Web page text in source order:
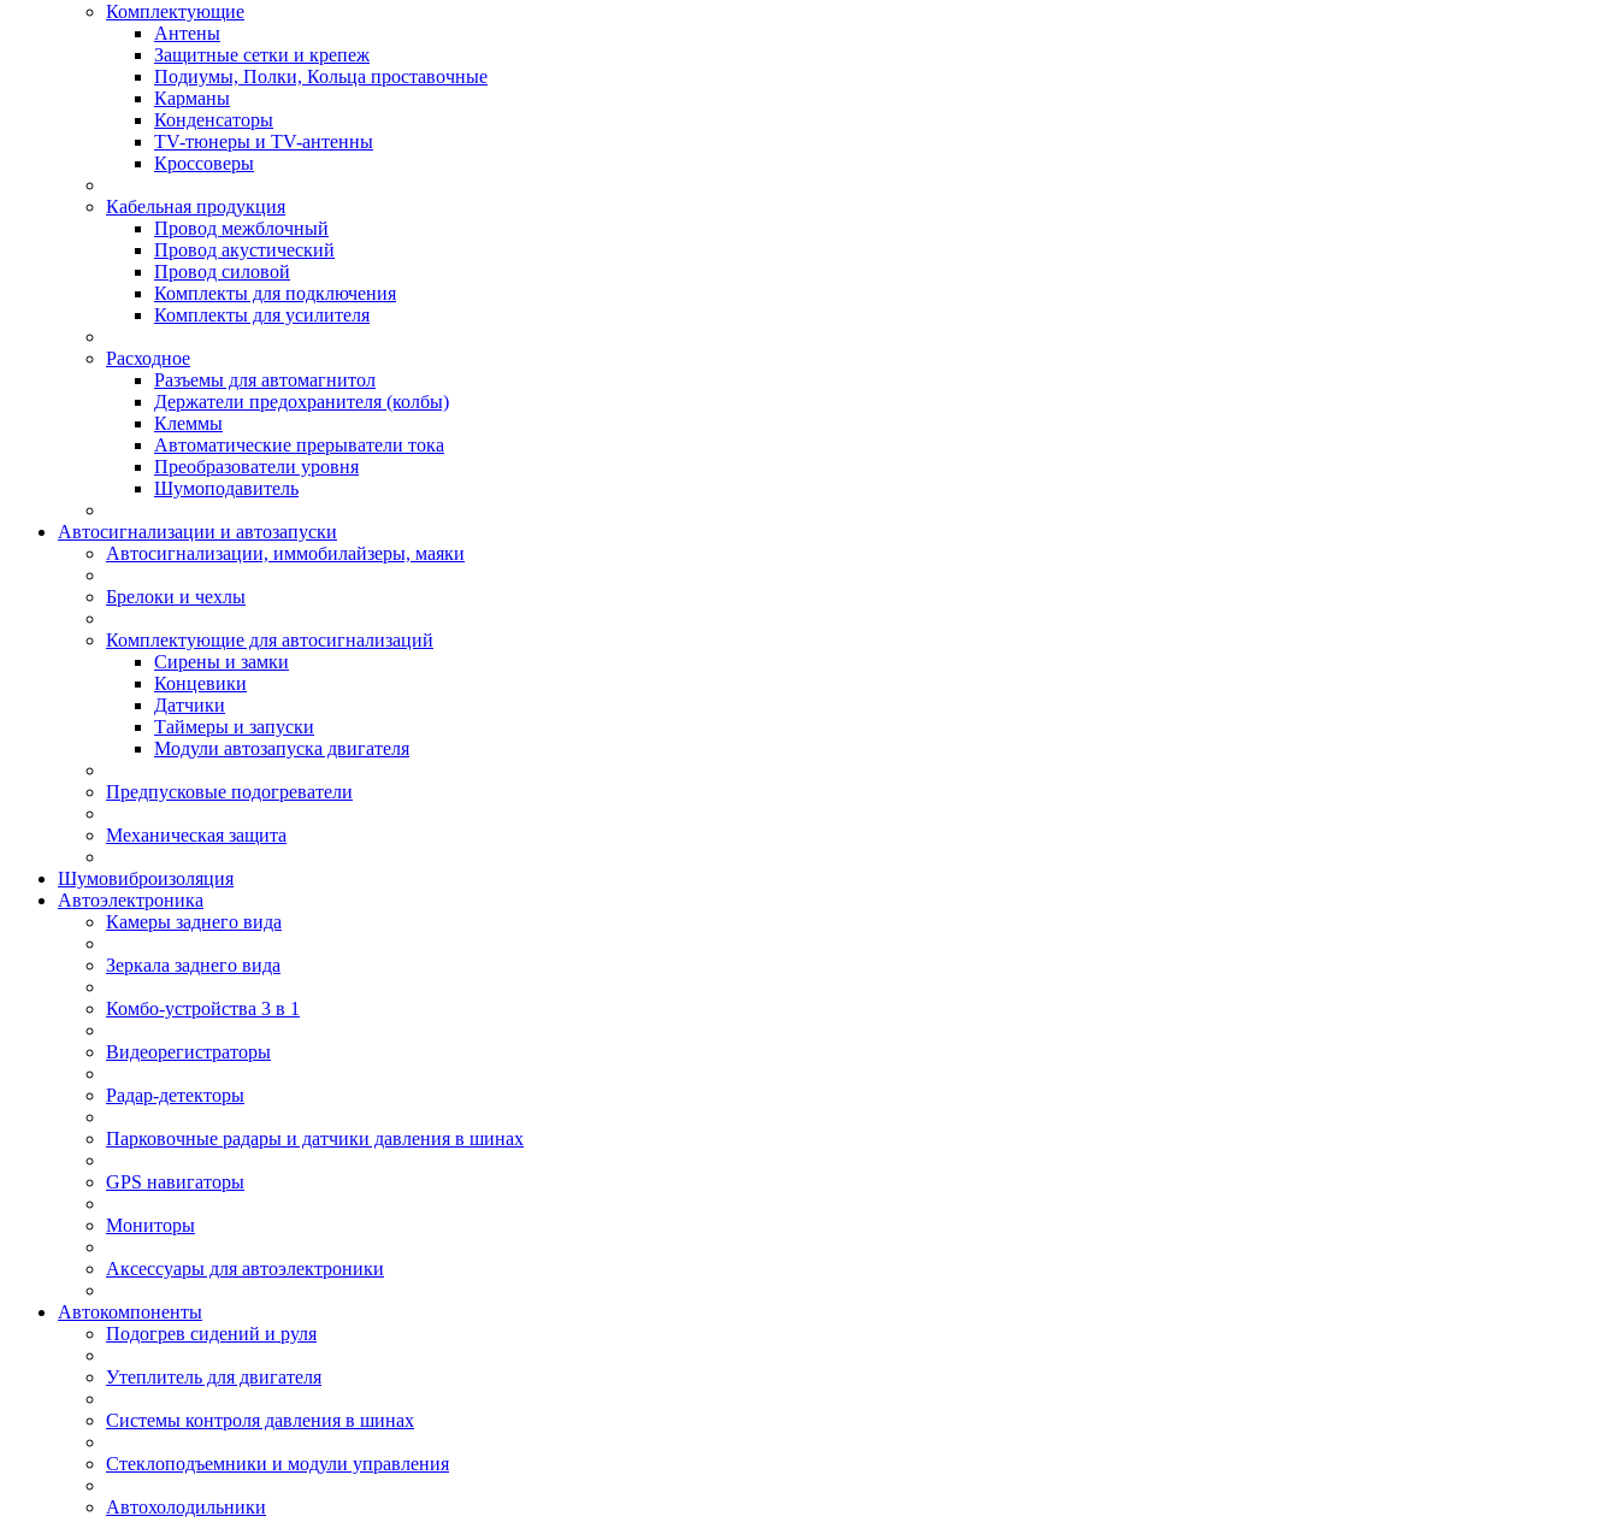
Комплектующие
Антены
Защитные сетки и крепеж
Подиумы, Полки, Кольца проставочные
Карманы
Конденсаторы
TV-тюнеры и TV-антенны
Кроссоверы
Кабельная продукция
Провод межблочный
Провод акустический
Провод силовой
Комплекты для подключения
Комплекты для усилителя
Расходное
Разъемы для автомагнитол
Держатели предохранителя (колбы)
Клеммы
Автоматические прерыватели тока
Преобразователи уровня
Шумоподавитель
Автосигнализации и автозапуски
Автосигнализации, иммобилайзеры, маяки
Брелоки и чехлы
Комплектующие для автосигнализаций
Сирены и замки
Концевики
Датчики
Таймеры и запуски
Модули автозапуска двигателя
Предпусковые подогреватели
Механическая защита
Шумовиброизоляция
Автоэлектроника
Камеры заднего вида
Зеркала заднего вида
Комбо-устройства 3 в 1
Видеорегистраторы
Радар-детекторы
Парковочные радары и датчики давления в шинах
GPS навигаторы
Мониторы
Аксессуары для автоэлектроники
Автокомпоненты
Подогрев сидений и руля
Утеплитель для двигателя
Системы контроля давления в шинах
Стеклоподъемники и модули управления
Автохолодильники